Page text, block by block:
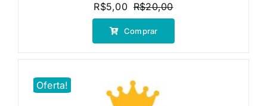
R$20,00O
preço
era:
R$5,00
O
preço
é:
Comprar
Oferta!